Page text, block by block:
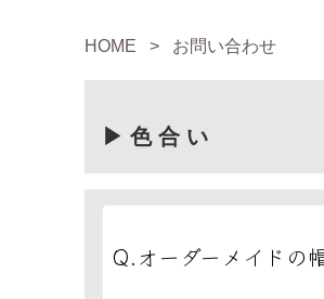
HOME > お問い合わせ
▶ 色 合 い
Q.オーダーメイドの